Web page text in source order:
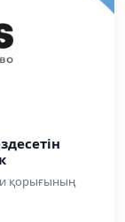
қорығының